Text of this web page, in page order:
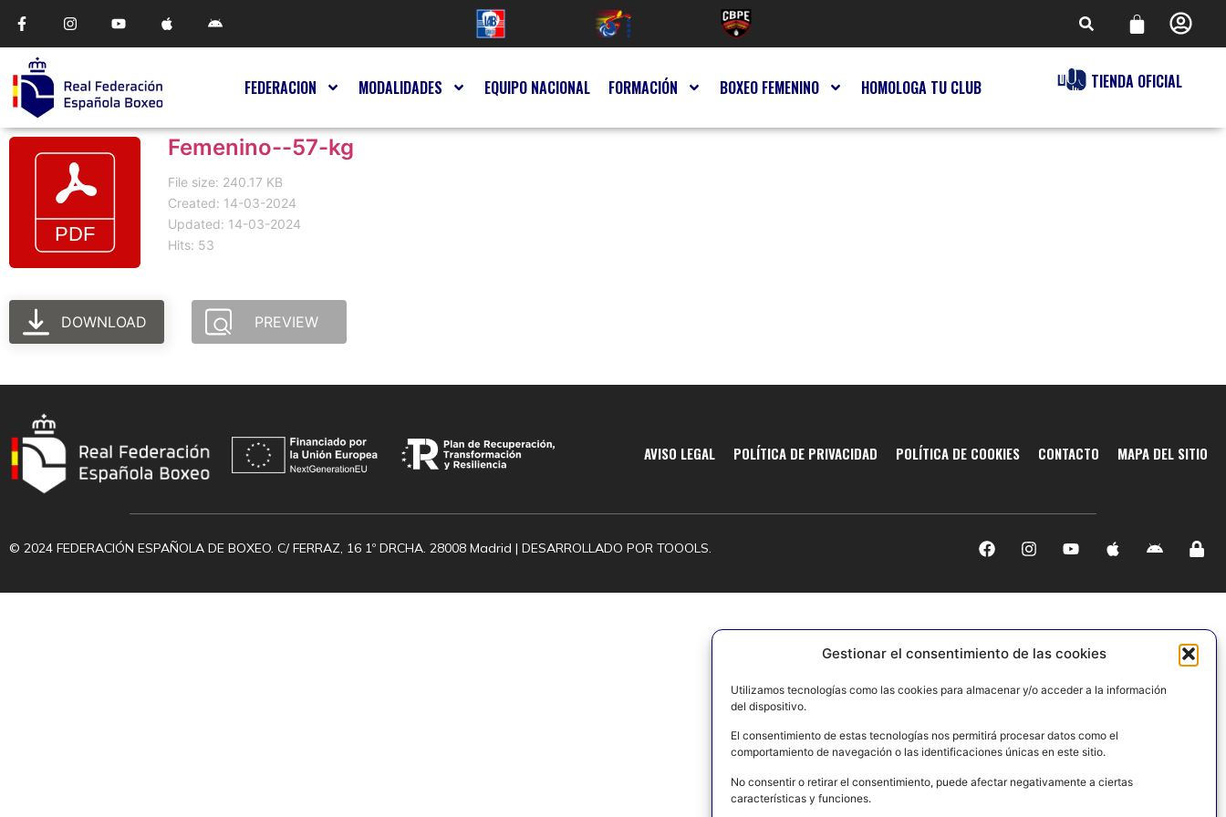
Gestionar el consentimiento de las cookies
Utilizamos tecnologías como las cookies para almacenar y/o acceder a la información
del dispositivo.
El consentimiento de estas tecnologías nos permitirá procesar datos como el
comportamiento de navegación o las identificaciones únicas en este sitio.
No consentir o retirar el consentimiento, puede afectar negativamente a ciertas
características y funciones.
FEDERACION MODALIDADES EQUIPO NACIONAL FORMACIÓN BOXEO FEMENINO HOMOLOGA TU CLUB TIENDA OFICIAL
Femenino--57-kg
File size: 240.17 KB
Created: 14-03-2024
Updated: 14-03-2024
Hits: 53
DOWNLOAD PREVIEW
AVISO LEGAL POLÍTICA DE PRIVACIDAD POLÍTICA DE COOKIES CONTACTO MAPA DEL SITIO
© 2024 FEDERACIÓN ESPAÑOLA DE BOXEO. C/ FERRAZ, 16 1º DRCHA. 28008 Madrid | DESARROLLADO POR TOOOLS.